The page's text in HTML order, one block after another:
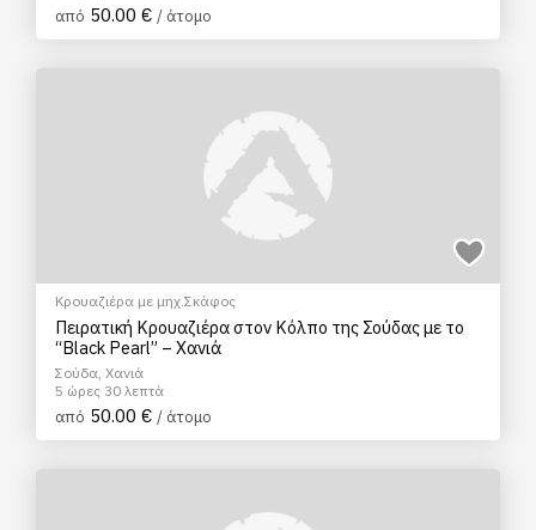
από 50.00 € / άτομο
Κρουαζιέρα με μηχ.Σκάφος
Πειρατική Κρουαζιέρα στον Κόλπο της Σούδας με το
“Black Pearl” – Χανιά
Σούδα, Χανιά
5 ώρες 30 λεπτά
από 50.00 € / άτομο